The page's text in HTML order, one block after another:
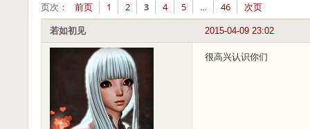
页次： 前页 1 2 3 4 5 … 46 次页
2015-04-09 23:02
若如初见
很高兴认识你们